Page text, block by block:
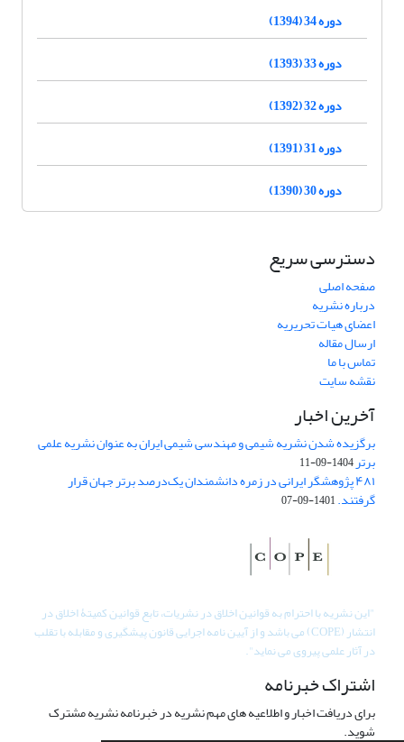
دوره 34 (1394)
دوره 33 (1393)
دوره 32 (1392)
دوره 31 (1391)
دوره 30 (1390)
دسترسی سریع
صفحه اصلی
درباره نشریه
اعضای هیات تحریریه
ارسال مقاله
تماس با ما
نقشه سایت
آخرین اخبار
برگزیده شدن نشریه شیمی و مهندسی شیمی ایران به عنوان نشریه علمی
برتر1404-09-11
۴۸۱ پژوهشگر ایرانی در زمره دانشمندان یک‌درصد برتر جهان قرار
گرفتند.1401-09-07
"این نشریه با احترام به قوانین اخلاق در نشریات، تابع قوانین کمیتۀ اخلاق در
انتشار (COPE) می باشد و از آیین نامه اجرایی قانون پیشگیری و مقابله با تقلب
در آثار علمی پیروی می نماید".
اشتراک خبرنامه
برای دریافت اخبار و اطلاعیه های مهم نشریه در خبرنامه نشریه مشترک
شوید.